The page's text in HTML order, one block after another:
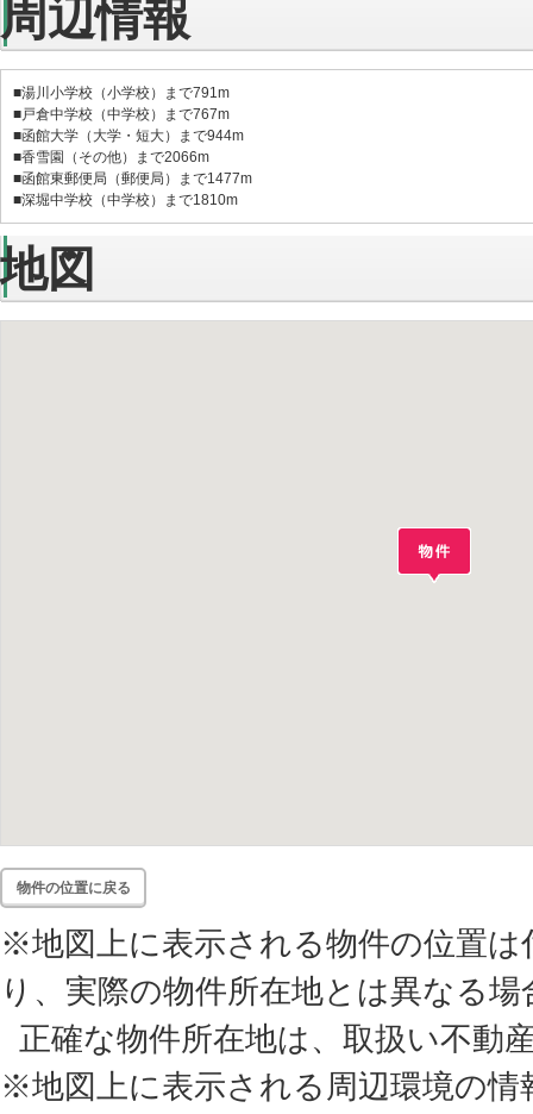
周辺情報
■湯川小学校（小学校）まで791m
■戸倉中学校（中学校）まで767m
■函館大学（大学・短大）まで944m
■香雪園（その他）まで2066m
■函館東郵便局（郵便局）まで1477m
■深堀中学校（中学校）まで1810m
地図
物件の位置に戻る
※地図上に表示される物件の位置
り、実際の物件所在地とは異なる
正確な物件所在地は、取扱い不動
※地図上に表示される周辺環境の